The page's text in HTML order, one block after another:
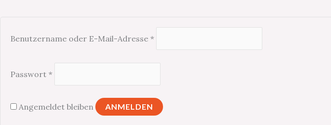
Benutzername oder E-Mail-Adresse *
Passwort *
Angemeldet bleiben ANMELDEN